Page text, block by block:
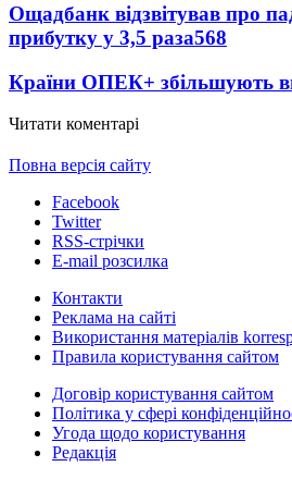
Ощадбанк відзвітував про
прибутку у 3,5 раза568
Країни ОПЕК+ збільшують
Читати коментарі
Повна версія сайту
Facebook
Twitter
RSS-стрічки
E-mail розсилка
Контакти
Реклама на сайті
Використання матеріалів
Правила користування сайтом
Договір користування сайтом
Політика у сфері
Угода щодо користування
Редакція